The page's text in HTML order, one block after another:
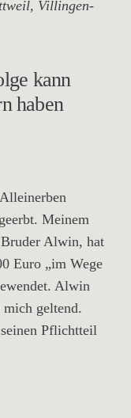
Villingen-
kann
haben
Meinem
Alwin, hat
Euro „im Wege
Alwin
geltend.
Pflichtteil